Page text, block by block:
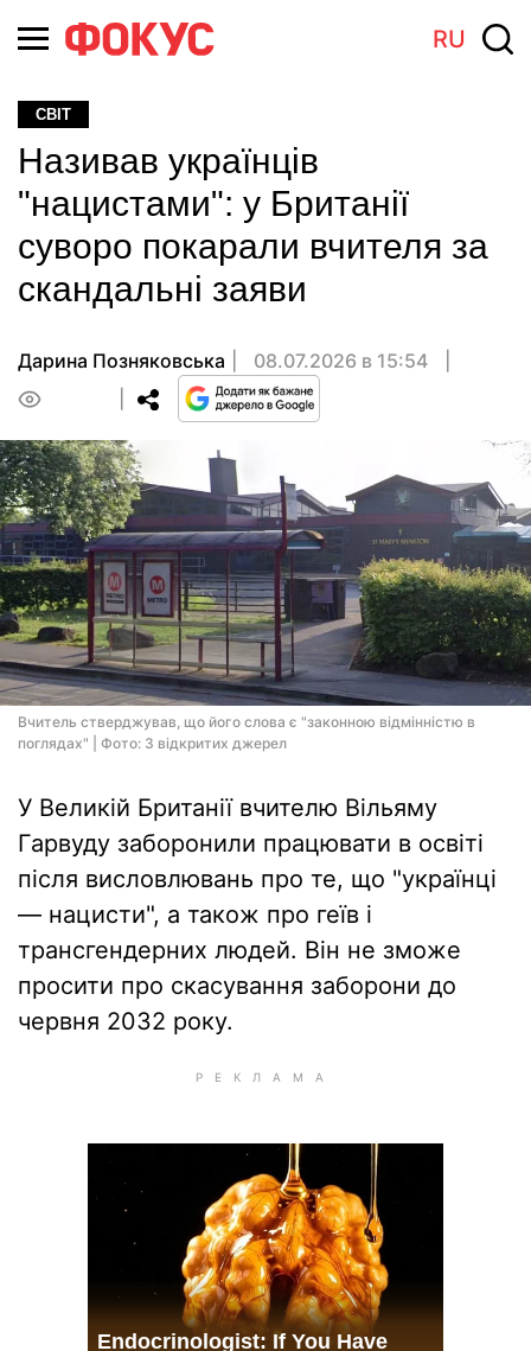
RU
СВІТ
Називав українців
"нацистами": у Британії
суворо покарали вчителя за
скандальні заяви
Дарина Позняковська
08.07.2026 в 15:54
Вчитель стверджував, що його слова є "законною відмінністю в
поглядах" | Фото: З відкритих джерел
У Великій Британії вчителю Вільяму
Гарвуду заборонили працювати в освіті
після висловлювань про те, що "українці
— нацисти", а також про геїв і
трансгендерних людей. Він не зможе
просити про скасування заборони до
червня 2032 року.